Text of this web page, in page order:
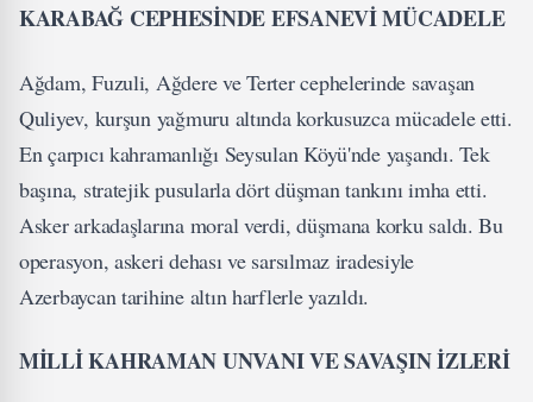
KARABAĞ CEPHESİNDE EFSANEVİ MÜCADELE
Ağdam, Fuzuli, Ağdere ve Terter cephelerinde savaşan
Quliyev, kurşun yağmuru altında korkusuzca mücadele etti.
En çarpıcı kahramanlığı Seysulan Köyü'nde yaşandı. Tek
başına, stratejik pusularla dört düşman tankını imha etti.
Asker arkadaşlarına moral verdi, düşmana korku saldı. Bu
operasyon, askeri dehası ve sarsılmaz iradesiyle
Azerbaycan tarihine altın harflerle yazıldı.
MİLLİ KAHRAMAN UNVANI VE SAVAŞIN İZLERİ